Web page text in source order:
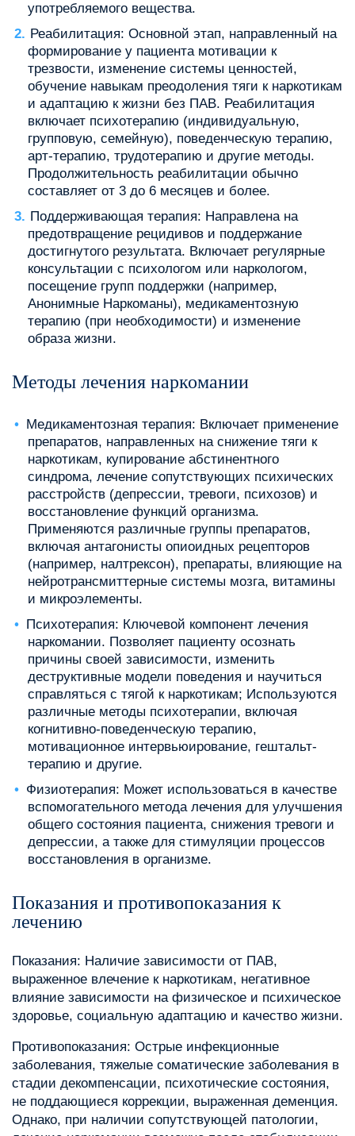
употребляемого вещества.
Реабилитация: Основной этап, направленный на
формирование у пациента мотивации к
трезвости, изменение системы ценностей,
обучение навыкам преодоления тяги к наркотикам
и адаптацию к жизни без ПАВ. Реабилитация
включает психотерапию (индивидуальную,
групповую, семейную), поведенческую терапию,
арт-терапию, трудотерапию и другие методы.
Продолжительность реабилитации обычно
составляет от 3 до 6 месяцев и более.
Поддерживающая терапия: Направлена на
предотвращение рецидивов и поддержание
достигнутого результата. Включает регулярные
консультации с психологом или наркологом,
посещение групп поддержки (например,
Анонимные Наркоманы), медикаментозную
терапию (при необходимости) и изменение
образа жизни.
Методы лечения наркомании
Медикаментозная терапия: Включает применение
препаратов, направленных на снижение тяги к
наркотикам, купирование абстинентного
синдрома, лечение сопутствующих психических
расстройств (депрессии, тревоги, психозов) и
восстановление функций организма.
Применяются различные группы препаратов,
включая антагонисты опиоидных рецепторов
(например, налтрексон), препараты, влияющие на
нейротрансмиттерные системы мозга, витамины
и микроэлементы.
Психотерапия: Ключевой компонент лечения
наркомании. Позволяет пациенту осознать
причины своей зависимости, изменить
деструктивные модели поведения и научиться
справляться с тягой к наркотикам; Используются
различные методы психотерапии, включая
когнитивно-поведенческую терапию,
мотивационное интервьюирование, гештальт-
терапию и другие.
Физиотерапия: Может использоваться в качестве
вспомогательного метода лечения для улучшения
общего состояния пациента, снижения тревоги и
депрессии, а также для стимуляции процессов
восстановления в организме.
Показания и противопоказания к
лечению
Показания: Наличие зависимости от ПАВ,
выраженное влечение к наркотикам, негативное
влияние зависимости на физическое и психическое
здоровье, социальную адаптацию и качество жизни.
Противопоказания: Острые инфекционные
заболевания, тяжелые соматические заболевания в
стадии декомпенсации, психотические состояния,
не поддающиеся коррекции, выраженная деменция.
Однако, при наличии сопутствующей патологии,